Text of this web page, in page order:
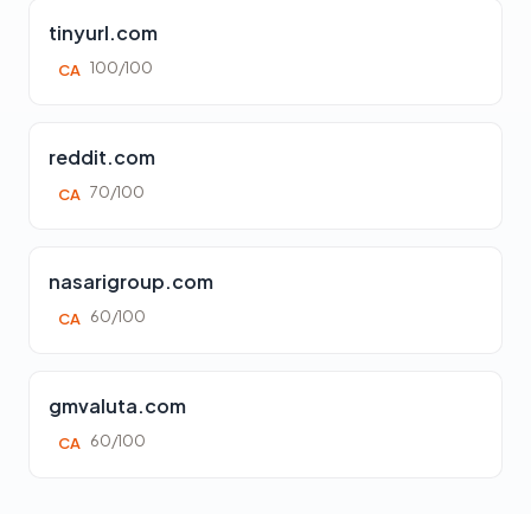
tinyurl.com
CA 100/100
reddit.com
CA 70/100
nasarigroup.com
CA 60/100
gmvaluta.com
CA 60/100